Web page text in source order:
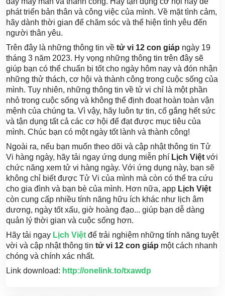
phát triển bản thân và công việc của mình. Về mặt tình cảm,
hãy dành thời gian để chăm sóc và thể hiện tình yêu đến
người thân yêu.
Trên đây là những thông tin về tử vi 12 con giáp ngày 19
tháng 3 năm 2023. Hy vọng những thông tin trên đây sẽ
giúp bạn có thể chuẩn bị tốt cho ngày hôm nay và đón nhận
những thử thách, cơ hội và thành công trong cuộc sống của
mình. Tuy nhiên, những thông tin về tử vi chỉ là một phần
nhỏ trong cuộc sống và không thể định đoạt hoàn toàn vận
mệnh của chúng ta. Vì vậy, hãy luôn tự tin, cố gắng hết sức
và tận dụng tất cả các cơ hội để đạt được mục tiêu của
mình. Chúc bạn có một ngày tốt lành và thành công!
Ngoài ra, nếu bạn muốn theo dõi và cập nhật thông tin Tử
Vi hàng ngày, hãy tải ngay ứng dụng miễn phí Lịch Việt với
chức năng xem tử vi hàng ngày. Với ứng dụng này, bạn sẽ
không chỉ biết được Tử Vi của mình mà còn có thể tra cứu
cho gia đình và bạn bè của mình. Hơn nữa, app Lịch Việt
còn cung cấp nhiều tính năng hữu ích khác như lịch âm
dương, ngày tốt xấu, giờ hoàng đạo... giúp bạn dễ dàng
quản lý thời gian và cuộc sống hơn.
Hãy tải ngay Lịch Việt để trải nghiệm những tính năng tuyệt
vời và cập nhật thông tin tử vi 12 con giáp một cách nhanh
chóng và chính xác nhất.
Link download: http://onelink.to/txawdp